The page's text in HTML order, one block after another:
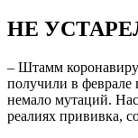
НЕ
– Штамм
получили в феврале
немало мутаций.
реалиях прививка,